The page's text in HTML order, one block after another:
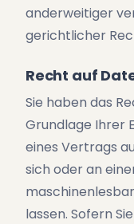
anderweitiger
gerichtlicher
Recht auf
Sie haben das
Grundlage Ihrer
eines Vertrags
sich oder an
lassen. Sofern